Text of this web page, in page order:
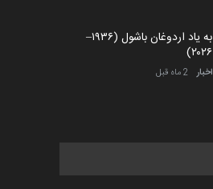
به یاد اردوغان باشول (۱۹۳۶–
۲۰۲۶)
اخبار 2 ماه قبل
رویداد کارگاهی کارتون و پوستر
اخبار 5 ماه قبل